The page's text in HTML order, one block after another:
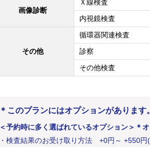
画像診断
Ｘ線検査
内視鏡検査
その他
循環器関連検査
診察
その他検査
＊このプランにはオプションがあります
＜予約時に多く選ばれているオプション＞ ＊
・ 検査結果のお受け取り方法 +0円 ～ +550円